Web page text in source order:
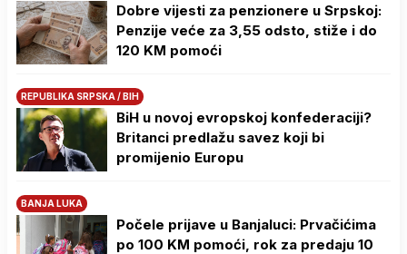
Dobre vijesti za penzionere u Srpskoj:
Penzije veće za 3,55 odsto, stiže i do
120 KM pomoći
REPUBLIKA SRPSKA / BIH
BiH u novoj evropskoj konfederaciji?
Britanci predlažu savez koji bi
promijenio Europu
BANJA LUKA
Počele prijave u Banjaluci: Prvačićima
po 100 KM pomoći, rok za predaju 10